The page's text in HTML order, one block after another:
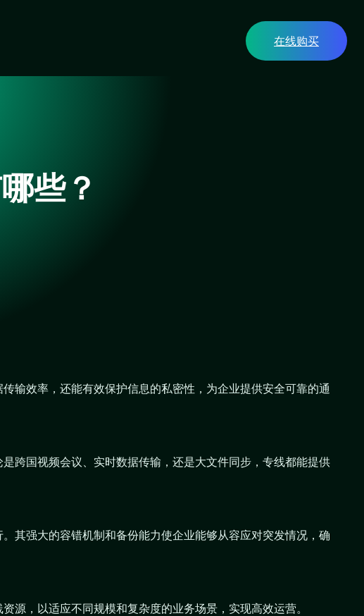
在线购买
些？
输效率，还能有效保护信息的私密性，为企业提供安全可靠的通
跨国视频会议、实时数据传输，还是大文件同步，专线都能提供
其强大的容错机制和备份能力使企业能够从容应对突发情况，确
源，以适应不同规模和复杂度的业务场景，实现高效运营。